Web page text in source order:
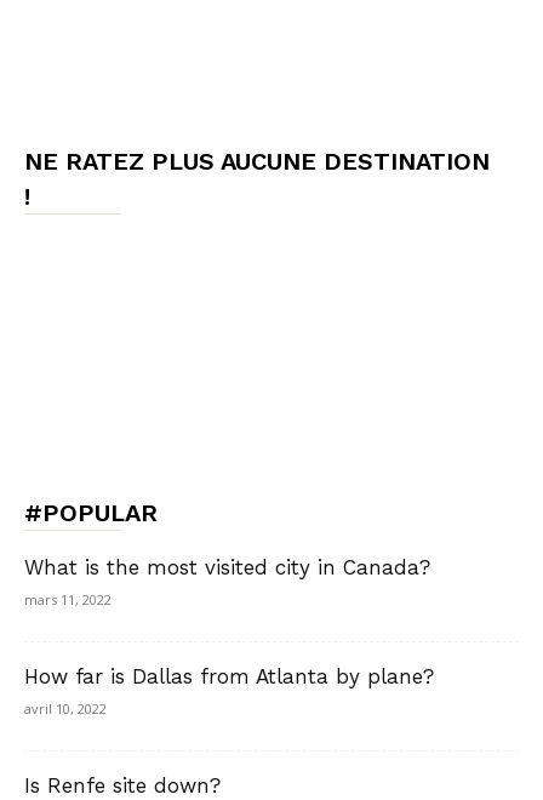
NE RATEZ PLUS AUCUNE DESTINATION
!
#POPULAR
What is the most visited city in Canada?
mars 11, 2022
How far is Dallas from Atlanta by plane?
avril 10, 2022
Is Renfe site down?